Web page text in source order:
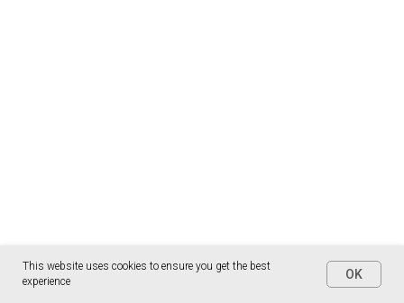
This website uses cookies to ensure you get the best
experience
OK